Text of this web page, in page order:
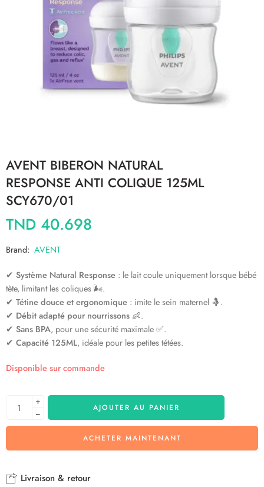
AVENT BIBERON NATURAL
RESPONSE ANTI COLIQUE 125ML
SCY670/01
TND 40.698
Brand: AVENT
✔ Système Natural Response : le lait coule uniquement lorsque bébé
tète, limitant les coliques 🌬️.
✔ Tétine douce et ergonomique : imite le sein maternel 🤱.
✔ Débit adapté pour nourrissons 👶.
✔ Sans BPA, pour une sécurité maximale ✅.
✔ Capacité 125ML, idéale pour les petites tétées.
Disponible sur commande
+
−
AJOUTER AU PANIER
ACHETER MAINTENANT
Livraison & retour